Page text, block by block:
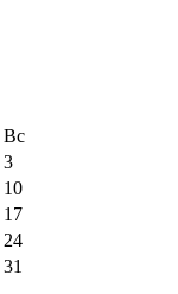
Вс
3
10
17
24
31